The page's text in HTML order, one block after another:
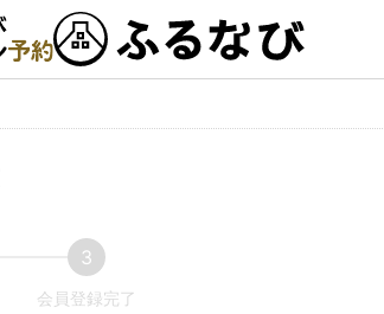
会員登録完了